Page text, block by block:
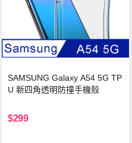
SAMSUNG Galaxy A54 5G TP
U 新四角透明防撞手機殼
$299